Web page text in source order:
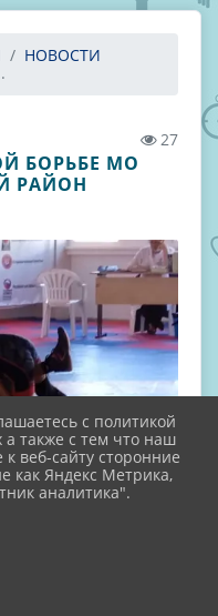
НОВОСТИ
27
БОРЬБЕ МО
РАЙОН
с политикой
также с тем что наш
веб-сайту сторонние
как Яндекс Метрика,
аналитика".